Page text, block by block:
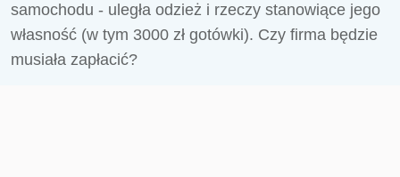
samochodu - uległa odzież i rzeczy stanowiące jego
własność (w tym 3000 zł gotówki). Czy firma będzie
musiała zapłacić?